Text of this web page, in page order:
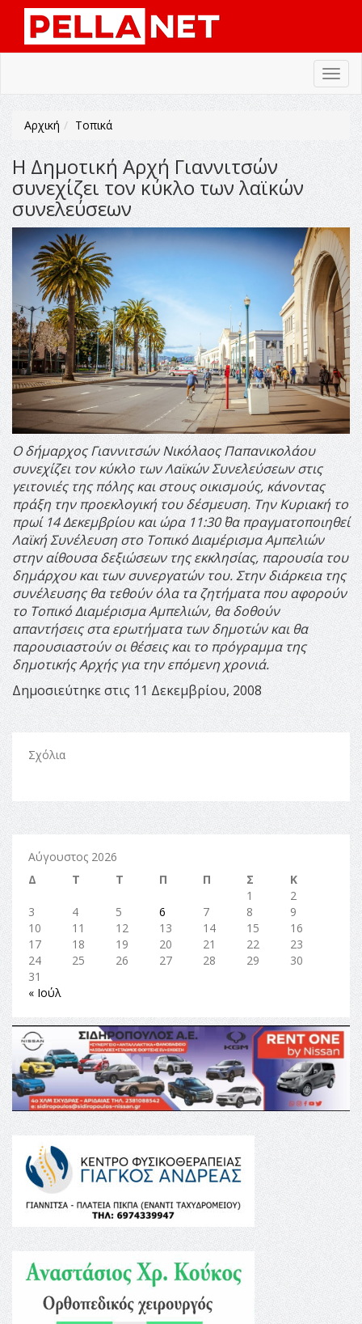
Αρχική Τοπικά
Η Δημοτική Αρχή Γιαννιτσών
συνεχίζει τον κύκλο των λαϊκών
συνελεύσεων
Ο δήμαρχος Γιαννιτσών Νικόλαος Παπανικολάου
συνεχίζει τον κύκλο των Λαϊκών Συνελεύσεων στις
γειτονιές της πόλης και στους οικισμούς, κάνοντας
πράξη την προεκλογική του δέσμευση. Την Κυριακή το
πρωί 14 Δεκεμβρίου και ώρα 11:30΄ θα πραγματοποιηθεί
Λαϊκή Συνέλευση στο Τοπικό Διαμέρισμα Αμπελιών
στην αίθουσα δεξιώσεων της εκκλησίας, παρουσία του
δημάρχου και των συνεργατών του.Στην διάρκεια της
συνέλευσης θα τεθούν όλα τα ζητήματα που αφορούν
το Τοπικό Διαμέρισμα Αμπελιών, θα δοθούν
απαντήσεις στα ερωτήματα των δημοτών και θα
παρουσιαστούν οι θέσεις και το πρόγραμμα της
δημοτικής Αρχής για την επόμενη χρονιά.
Δημοσιεύτηκε στις 11 Δεκεμβρίου, 2008
Σχόλια
Αύγουστος 2026
Δ
Τ Τ Π Π Σ
Κ
1
2
3
4 5 6 7 8
9
10
11 12 13 14 15
16
17
18 19 20 21 22
23
24
25 26 27 28 29
30
31
« Ιούλ